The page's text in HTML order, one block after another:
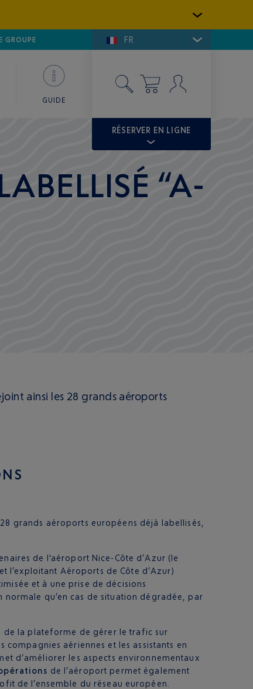
DE SAINT-TROPEZ
GROUPE FR
GUIDE
RÉSERVER EN LIGNE
“A-
ainsi les 28 grands aéroports
grands aéroports européens déjà labellisés,
de l'aéroport Nice-Côte d’Azur (le
l’exploitant Aéroports de Côte d’Azur)
et à une prise de décisions
normale qu’en cas de situation dégradée, par
de la plateforme de gérer le trafic sur
compagnies aériennes et les assistants en
d’améliorer les aspects environnementaux
de l’aéroport permet également
de l’ensemble du réseau européen.